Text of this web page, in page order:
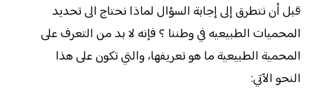
قبل أن نتطرق إلى إجابة السؤال لماذا نحتاج الى تحديد
المحميات الطبيعيه في وطننا ؟ فإنه لا بد من التعرف على
المحمية الطبيعية ما هو تعريفها، والتي تكون على هذا
النحو الآتي: